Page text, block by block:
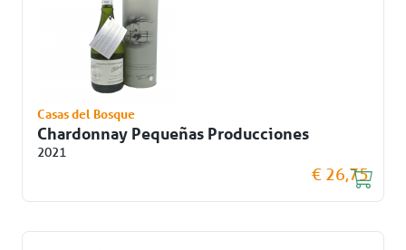
Casas del Bosque
Chardonnay Pequeñas Producciones
2021
€ 26,75